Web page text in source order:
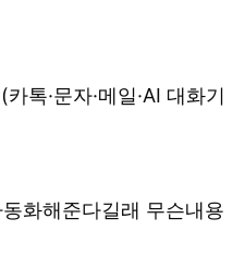
톡·문자·메일·AI 대화기
화해준다길래 무슨내용